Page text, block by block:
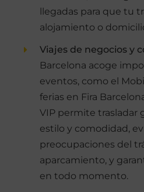
llegadas para que tu
alojamiento o
Viajes de negocios y
Barcelona acoge
eventos, como el
ferias en Fira
VIP permite trasladar
estilo y comodidad,
preocupaciones del
aparcamiento, y
en todo momento.